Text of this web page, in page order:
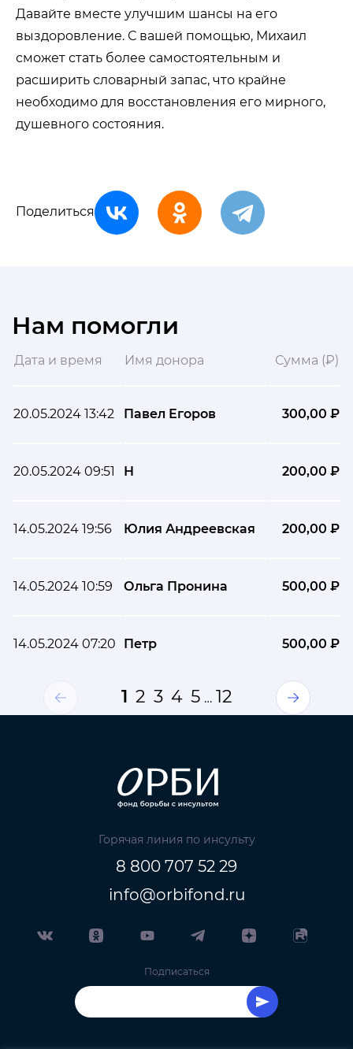
Давайте вместе улучшим шансы на его
выздоровление. С вашей помощью, Михаил
сможет стать более самостоятельным и
расширить словарный запас, что крайне
необходимо для восстановления его мирного,
душевного состояния.
Поделиться
Нам помогли
Дата и время Имя донора Сумма (₽)
20.05.2024 13:42 Павел Егоров 300,00 ₽
20.05.2024 09:51 Н 200,00 ₽
14.05.2024 19:56 Юлия Андреевская 200,00 ₽
14.05.2024 10:59 Ольга Пронина 500,00 ₽
14.05.2024 07:20 Петр 500,00 ₽
1 2 3 4 5 … 12
Горячая линия по инсульту
8 800 707 52 29
info@orbifond.ru
Подписаться